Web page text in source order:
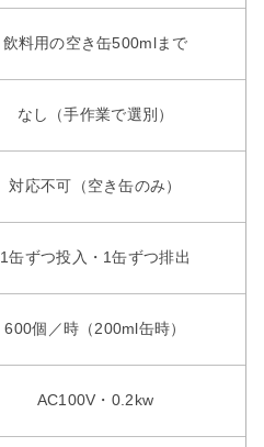
飲料用の空き缶500mlまで
なし（手作業で選別）
対応不可（空き缶のみ）
1缶ずつ投入・1缶ずつ排出
600個／時（200ml缶時）
AC100V・0.2kw